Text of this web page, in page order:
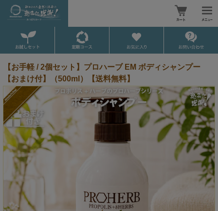
【お手軽 / 2個セット】プロハーブ EM ボディシャンプー
【おまけ付】（500ml）【送料無料】